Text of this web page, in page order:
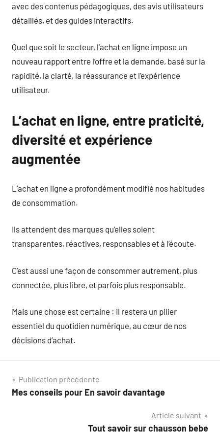
avec des contenus pédagogiques, des avis utilisateurs
détaillés, et des guides interactifs.
Quel que soit le secteur, l’achat en ligne impose un
nouveau rapport entre l’offre et la demande, basé sur la
rapidité, la clarté, la réassurance et l’expérience
utilisateur.
L’achat en ligne, entre praticité,
diversité et expérience
augmentée
L’achat en ligne a profondément modifié nos habitudes
de consommation.
Ils attendent des marques qu’elles soient
transparentes, réactives, responsables et à l’écoute.
C’est aussi une façon de consommer autrement, plus
connectée, plus libre, et parfois plus responsable.
Mais une chose est certaine : il restera un pilier
essentiel du quotidien numérique, au cœur de nos
décisions d’achat.
Navigation
de
Publication précédente
Mes conseils pour En savoir davantage
Article suivant
Tout savoir sur chausson bebe